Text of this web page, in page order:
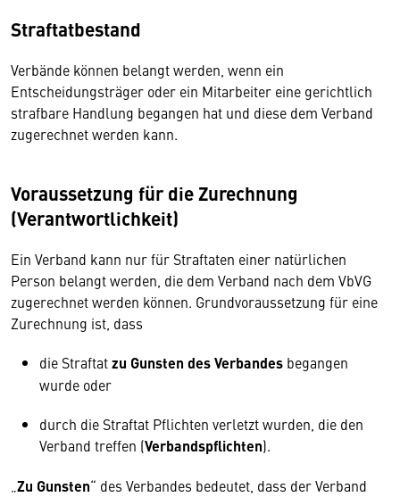
Straftatbestand
Verbände können belangt werden, wenn ein
Entscheidungsträger oder ein Mitarbeiter eine gerichtlich
strafbare Handlung begangen hat und diese dem Verband
zugerechnet werden kann.
Voraussetzung für die Zurechnung
(Verantwortlichkeit)
Ein Verband kann nur für Straftaten einer natürlichen
Person belangt werden, die dem Verband nach dem VbVG
zugerechnet werden können. Grundvoraussetzung für eine
Zurechnung ist, dass
die Straftatzu Gunsten des Verbandes begangen
wurde oder
durch die Straftat Pflichten verletzt wurden, die den
Verband treffen (Verbandspflichten).
Zu Gunsten“ des Verbandes bedeutet, dass der Verband